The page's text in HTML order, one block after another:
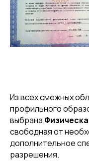
Из всех смежных
профильного
выбрана
свободная от
дополнительное
разрешения.